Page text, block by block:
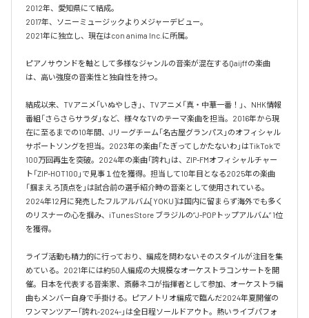
2012年、愛知県にて結成。
2017年、ソニーミュージックよりメジャーデビュー。
2021年に独立し、現在はcon anima Inc.に所属。
ピアノサウンドを軸として多様なジャンルの音楽が混在するQaijffの楽曲
は、高い強度の音楽性と独自性を持つ。
結成以来、TVアニメ「いぬやしき」、TVアニメ「真・中華一番！」、NHK情報
番組「さらさらサラダ」など、様々なTVのテーマ楽曲を担当。2016年から現
在に至るまでの10年間、Jリーグチーム「名古屋グランパス」のオフィシャル
サポートソングを担当。2023年の楽曲「たぎってしかたないわ」はTikTokで
100万回再生を突破。2024年の楽曲「誇れ」は、ZIP-FMオフィシャルチャー
ト「ZIP-HOT100」で見事１位を獲得。担当して10年目となる2025年の楽曲
「掴まえろ頂点を」は試合前の選手紹介時の音楽として使用されている。
2024年12月に発売したフルアルバム[YOKU]は国内に留まらず海外でも多く
のリスナーの心を掴み、iTunes Store ブラジルの”J-POPトップアルバム” 1位
を獲得。
ライブ活動も精力的に行っており、編成を問わないそのスタイルが注目を集
めている。2021年には約50人編成の大規模なオーケストラコンサートを開
催。日本を代表する音楽家、斎藤ネコが指揮者として参加、オーケストラ編
曲もメンバー自身で手掛ける。ピアノトリオ編成で臨んだ2024年夏開催の
ワンマンツアー「誇れ-2024-」は全日程ソールドアウト。熱いライブパフォ